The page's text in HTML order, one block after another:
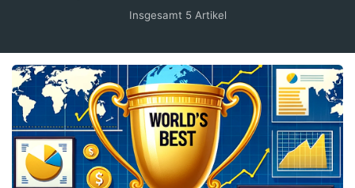
Insgesamt 5 Artikel